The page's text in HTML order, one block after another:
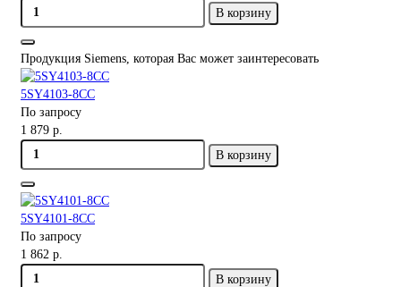
В корзину
Продукция Siemens, которая Вас может заинтересовать
5SY4103-8CC
По запросу
1 879 р.
В корзину
5SY4101-8CC
По запросу
1 862 р.
В корзину